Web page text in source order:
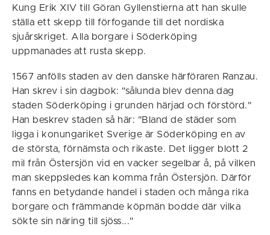
Kung Erik XIV till Göran Gyllenstierna att han skulle
ställa ett skepp till förfogande till det nordiska
sjuårskriget. Alla borgare i Söderköping
uppmanades att rusta skepp.
1567 anfölls staden av den danske härföraren Ranzau.
Han skrev i sin dagbok: "sålunda blev denna dag
staden Söderköping i grunden härjad och förstörd."
Han beskrev staden så här: "Bland de städer som
ligga i konungariket Sverige är Söderköping en av
de största, förnämsta och rikaste. Det ligger blott 2
mil från Östersjön vid en vacker segelbar å, på vilken
man skeppsledes kan komma från Östersjön. Därför
fanns en betydande handel i staden och många rika
borgare och främmande köpmän bodde där vilka
sökte sin näring till sjöss..."